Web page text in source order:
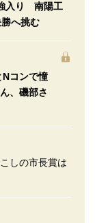
入り 南陽工
へ挑む
Nコンで憧
、磯部さ
しの市長賞は